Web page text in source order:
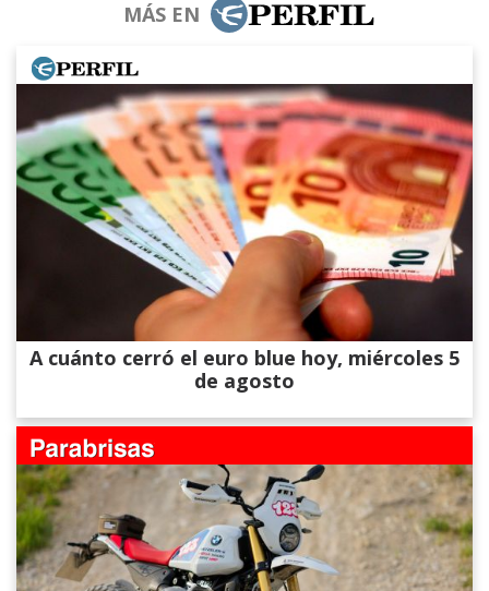
MÁS EN
A cuánto cerró el euro blue hoy, miércoles 5
de agosto